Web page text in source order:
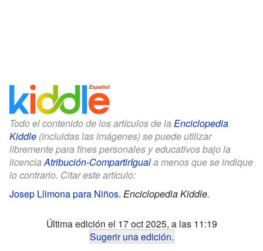
Todo el contenido de los artículos de la Enciclopedia
Kiddle (incluidas las imágenes) se puede utilizar
libremente para fines personales y educativos bajo la
licenciaAtribución-CompartirIguala menos que se indique
lo contrario. Citar este artículo:
Josep Llimona para Niños. Enciclopedia Kiddle.
Última edición el 17 oct 2025, a las 11:19
Sugerir una edición.